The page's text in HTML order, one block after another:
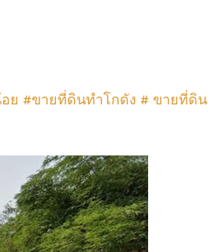
ย #ขายที่ดินทำโกดัง # ขายที่ดิน